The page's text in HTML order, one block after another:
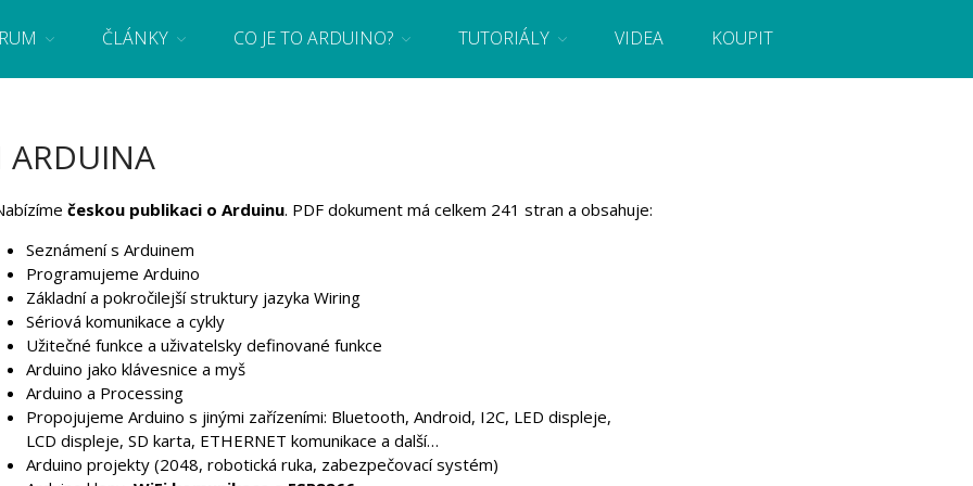
se základy programování a elektroniky zábavnou formou! Arduino a microbit projekty, návody, novinky i tutoriály pro začátečníky i pro
ČLÁNKY CO JE TO ARDUINO? TUTORIÁLY VIDEA KOUPIT
ARDUINA
českou publikaci o Arduinu. PDF dokument má celkem 241 stran a obsahuje:
Seznámení s Arduinem
Programujeme Arduino
Základní a pokročilejší struktury jazyka Wiring
Sériová komunikace a cykly
Užitečné funkce a uživatelsky definované funkce
Arduino jako klávesnice a myš
Arduino a Processing
Propojujeme Arduino s jinými zařízeními: Bluetooth, Android, I2C, LED displeje,
LCD displeje, SD karta, ETHERNET komunikace a další…
Arduino projekty (2048, robotická ruka, zabezpečovací systém)